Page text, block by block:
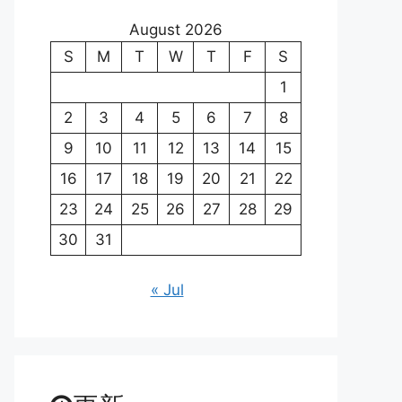
August 2026
S
M T W T F
S
1
2
3 4 5 6 7
8
9
10 11 12 13 14
15
16
17 18 19 20 21
22
23
24 25 26 27 28
29
30
31
« Jul